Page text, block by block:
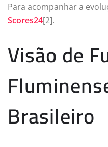
Para acompanhar a
Scores24[2].
Visão de
Brasileiro